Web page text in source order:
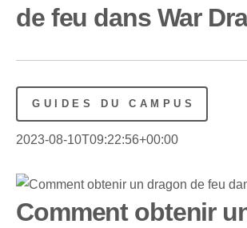
de feu dans War
GUIDES DU CAMPUS
2023-08-10T09:22:56+00:00
Comment obtenir